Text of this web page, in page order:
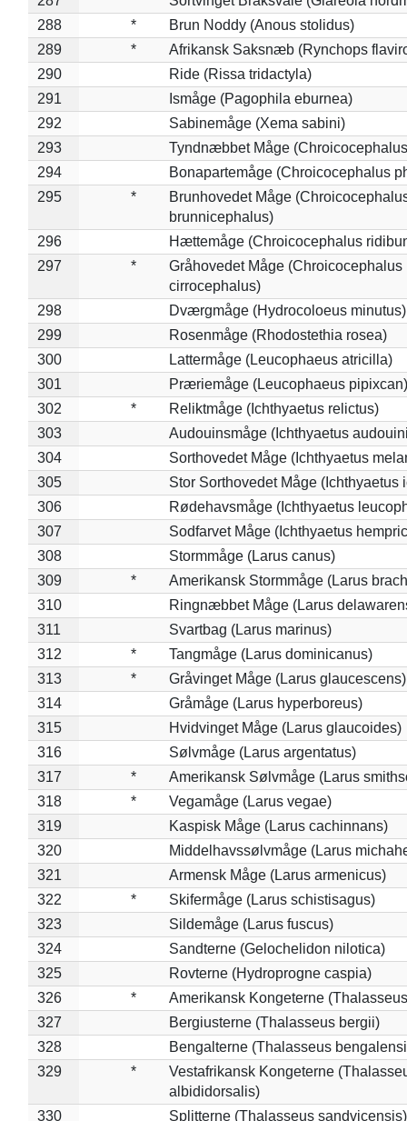
288
*
Brun Noddy (Anous stolidus)
289
*
Afrikansk Saksnæb (Rynchops
290
Ride (Rissa tridactyla)
291
Ismåge (Pagophila eburnea)
292
Sabinemåge (Xema sabini)
293
Tyndnæbbet Måge
294
Bonapartemåge (Chroicocephalus
295
*
Brunhovedet Måge
brunnicephalus)
296
Hættemåge (Chroicocephalus
297
*
Gråhovedet Måge (Chroicocephalus
cirrocephalus)
298
Dværgmåge (Hydrocoloeus minutus)
299
Rosenmåge (Rhodostethia rosea)
300
Lattermåge (Leucophaeus atricilla)
301
Præriemåge (Leucophaeus pipixcan)
302
*
Reliktmåge (Ichthyaetus relictus)
303
Audouinsmåge (Ichthyaetus
304
Sorthovedet Måge (Ichthyaetus
305
Stor Sorthovedet Måge (Ichthyaetus
306
Rødehavsmåge (Ichthyaetus
307
Sodfarvet Måge (Ichthyaetus
308
Stormmåge (Larus canus)
309
*
Amerikansk Stormmåge (Larus
310
Ringnæbbet Måge (Larus
311
Svartbag (Larus marinus)
312
*
Tangmåge (Larus dominicanus)
313
*
Gråvinget Måge (Larus glaucescens)
314
Gråmåge (Larus hyperboreus)
315
Hvidvinget Måge (Larus glaucoides)
316
Sølvmåge (Larus argentatus)
317
*
Amerikansk Sølvmåge (Larus
318
*
Vegamåge (Larus vegae)
319
Kaspisk Måge (Larus cachinnans)
320
Middelhavssølvmåge (Larus
321
Armensk Måge (Larus armenicus)
322
*
Skifermåge (Larus schistisagus)
323
Sildemåge (Larus fuscus)
324
Sandterne (Gelochelidon nilotica)
325
Rovterne (Hydroprogne caspia)
326
*
Amerikansk Kongeterne
327
Bergiusterne (Thalasseus bergii)
328
Bengalterne (Thalasseus
329
*
Vestafrikansk Kongeterne
albididorsalis)
330
Splitterne (Thalasseus sandvicensis)